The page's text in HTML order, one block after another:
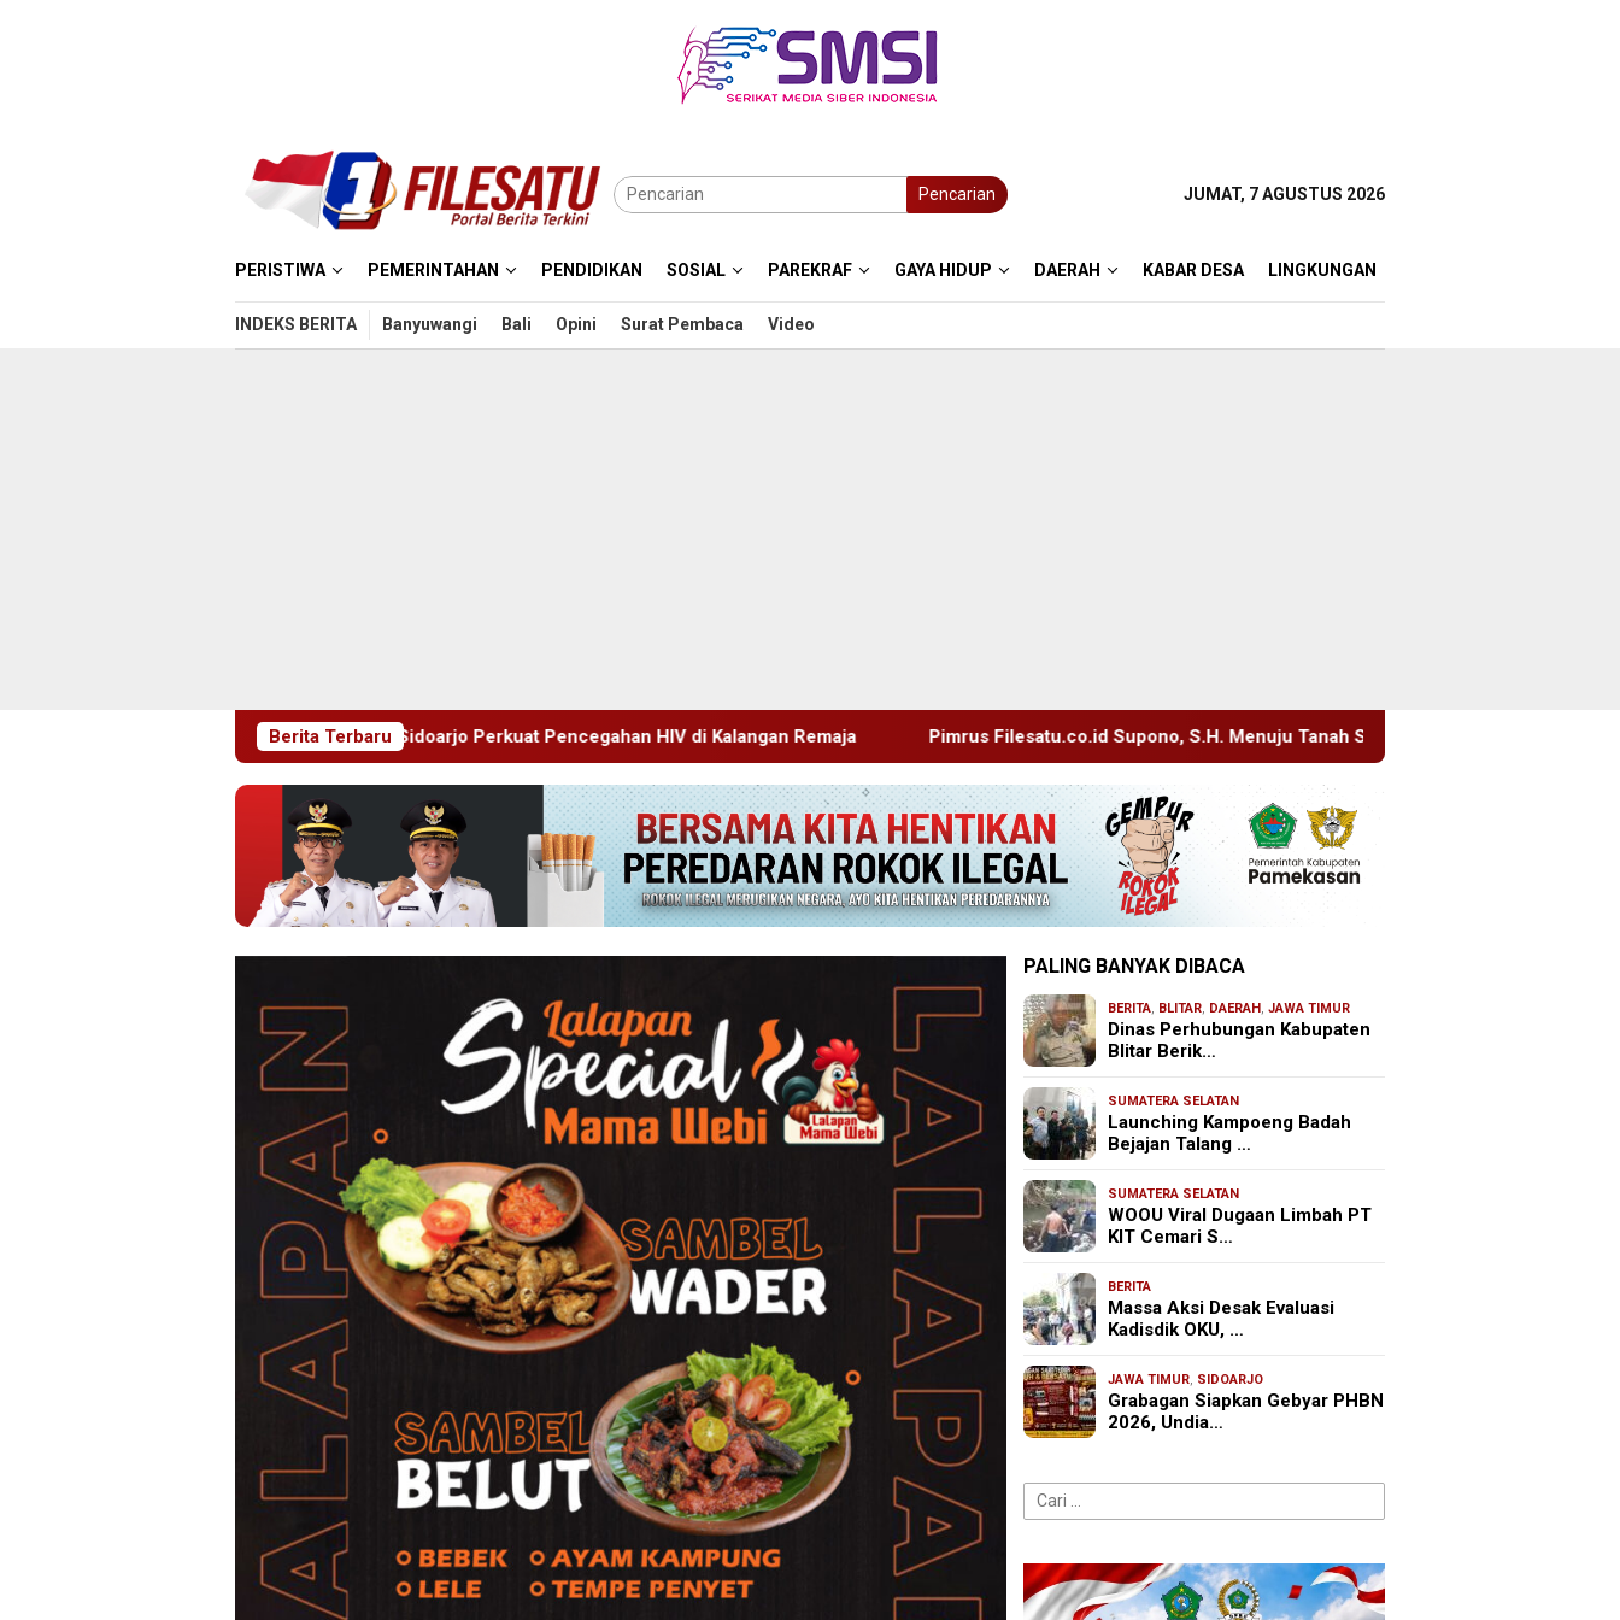
Pencarian JUMAT, 7 AGUSTUS 2026
PERISTIWA PEMERINTAHAN PENDIDIKAN SOSIAL PAREKRAF GAYA HIDUP DAERAH KABAR DESA LINGKUNGAN
INDEKS BERITA Banyuwangi Bali Opini Surat Pembaca Video
Berita Terbaru
Sejak Dini, Pemkab Sidoarjo Perkuat Pencegahan HIV di Kalangan Remaja Pimrus Filesatu.co.id Supono, S.H. Menuju Tanah Suci, Manajemen Pastikan Pelayanan Berita Tetap
PALING BANYAK DIBACA
BERITA, BLITAR, DAERAH ,JAWA TIMUR
Dinas Perhubungan Kabupaten
Blitar Berik…
SUMATERA SELATAN
Launching Kampoeng Badah
Bejajan Talang …
SUMATERA SELATAN
WOOU Viral Dugaan Limbah PT
KIT Cemari S…
BERITA
Massa Aksi Desak Evaluasi
Kadisdik OKU, …
JAWA TIMUR, SIDOARJO
Grabagan Siapkan Gebyar PHBN
2026, Undia…
Cari
untuk: